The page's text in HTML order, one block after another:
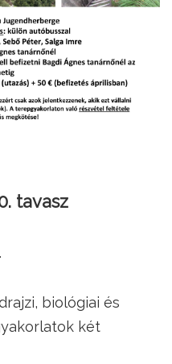
tavasz
biológiai és
két